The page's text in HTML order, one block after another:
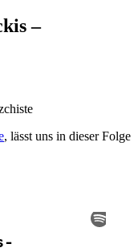
–
, lässt uns in dieser Folge